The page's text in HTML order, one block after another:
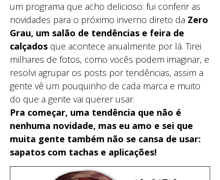
um programa que acho delicioso: fui conferir as
novidades para o próximo inverno direto da Zero
Grau, um salão de tendências e feira de
calçados que acontece anualmente por lá. Tirei
milhares de fotos, como vocês podem imaginar, e
resolvi agrupar os posts por tendências, assim a
gente vê um pouquinho de cada marca e muito
do que a gente vai querer usar.
Pra começar, uma tendência que não é
nenhuma novidade, mas eu amo e sei que
muita gente também não se cansa de usar:
sapatos com tachas e aplicações!